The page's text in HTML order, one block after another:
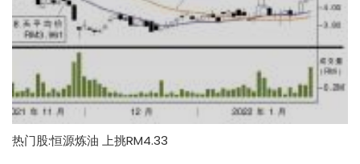
热门股:恒源炼油 上挑RM4.33